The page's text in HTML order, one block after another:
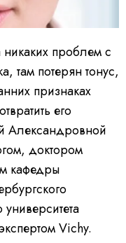
никаких проблем с
там потерян тонус,
признаках
его
Александровной
доктором
кафедры
Vichy.